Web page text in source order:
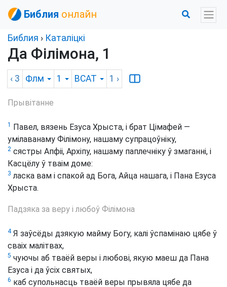
Библия онлайн
Библия › Каталіцкі
Да Філімона, 1
‹ 3 Флм 1 BCAT 1 ›
Прывітанне
1
Павел, вязень Езуса Хрыста, і брат Цімафей —
умілаванаму Філімону, нашаму супрацоўніку,
2 сястры Апфіі, Архіпу, нашаму паплечніку ў змаганні, і
Касцёлу ў тваім доме:
3 ласка вам і спакой ад Бога, Айца нашага, і Пана Езуса
Хрыста.
Падзяка за веру і любоў Філімона
4Я заўсёды дзякую майму Богу, калі ўспамінаю цябе ў
сваіх малітвах,
5 чуючы аб тваёй веры і любові, якую маеш да Пана
Езуса і да ўсіх святых,
6 каб супольнасць тваёй веры прывяла цябе да